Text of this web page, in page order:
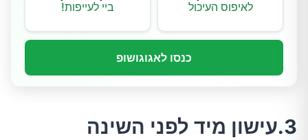
לאיפוס העיכול ביי לעייפות!
כנסו לאגוגושופ
3.עישון מיד לפני השינה